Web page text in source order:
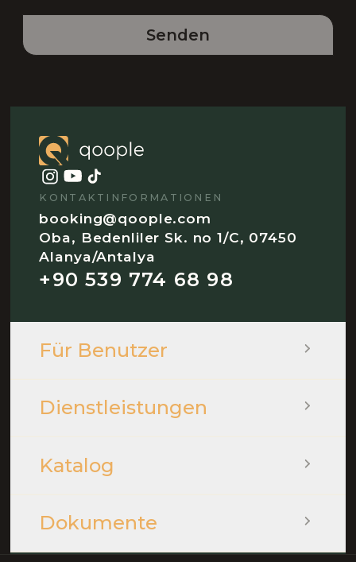
Senden
KONTAKTINFORMATIONEN
booking@qoople.com
Oba, Bedenliler Sk. no 1/C, 07450
Alanya/Antalya
+90 539 774 68 98
Für Benutzer
Dienstleistungen
Katalog
Dokumente